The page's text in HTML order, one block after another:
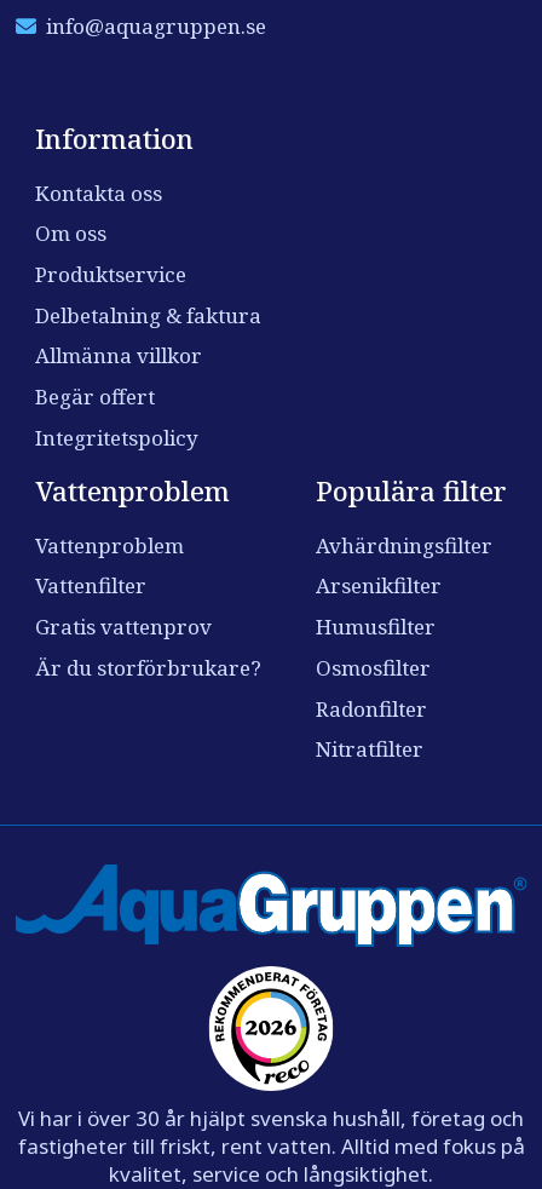
info@aquagruppen.se
Information
Kontakta oss
Om oss
Produktservice
Delbetalning & faktura
Allmänna villkor
Begär offert
Integritetspolicy
Vattenproblem
Vattenproblem
Vattenfilter
Gratis vattenprov
Är du storförbrukare?
Populära filter
Avhärdningsfilter
Arsenikfilter
Humusfilter
Osmosfilter
Radonfilter
Nitratfilter
Vi har i över 30 år hjälpt svenska hushåll, företag och
fastigheter till friskt, rent vatten. Alltid med fokus på
kvalitet, service och långsiktighet.